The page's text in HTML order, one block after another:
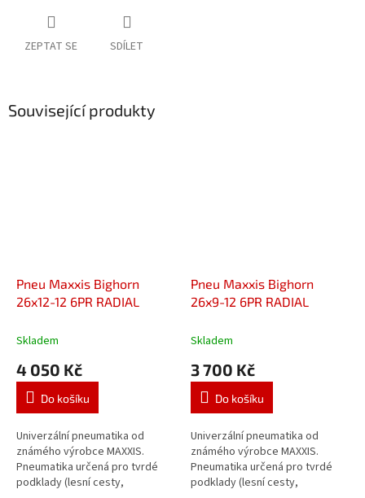
ZEPTAT SE SDÍLET
Související produkty
Pneu Maxxis Bighorn
26x12-12 6PR RADIAL
Skladem
4 050 Kč
Do košíku
Univerzální pneumatika od
známého výrobce MAXXIS.
Pneumatika určená pro tvrdé
podklady (lesní cesty,
Pneu Maxxis Bighorn
26x9-12 6PR RADIAL
Skladem
3 700 Kč
Do košíku
Univerzální pneumatika od
známého výrobce MAXXIS.
Pneumatika určená pro tvrdé
podklady (lesní cesty,